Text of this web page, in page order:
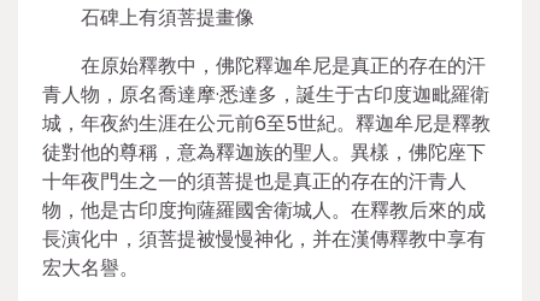
石碑上有須菩提畫像
在原始釋教中，佛陀釋迦牟尼是真正的存在的汗
青人物，原名喬達摩·悉達多，誕生于古印度迦毗羅衛
城，年夜約生涯在公元前6至5世紀。釋迦牟尼是釋教
徒對他的尊稱，意為釋迦族的聖人。異樣，佛陀座下
十年夜門生之一的須菩提也是真正的存在的汗青人
物，他是古印度拘薩羅國舍衛城人。在釋教后來的成
長演化中，須菩提被慢慢神化，并在漢傳釋教中享有
宏大名譽。